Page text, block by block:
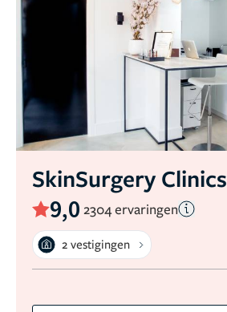
SkinSurgery Clinics
9,0 2304 ervaringen
2 vestigingen